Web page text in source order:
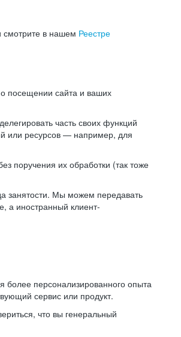
смотрите в нашем Реестре
посещении сайта и ваших
часть своих функций
или ресурсов — например, для
поручения их обработки (так тоже
занятости. Мы можем передавать
а иностранный клиент-
персонализированного опыта
сервис или продукт.
что вы генеральный